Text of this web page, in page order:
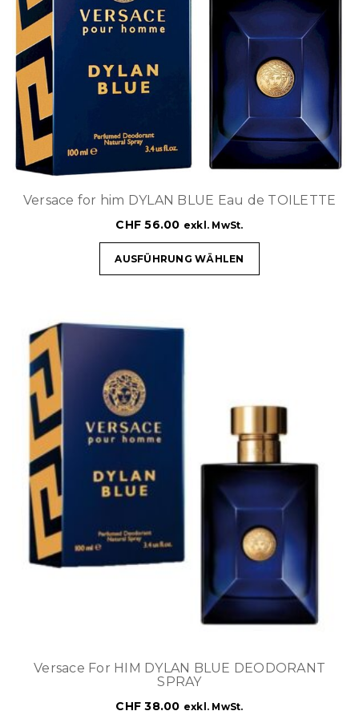
Versace for him DYLAN BLUE Eau de TOILETTE
CHF 56.00 exkl. MwSt.
AUSFÜHRUNG WÄHLEN
Versace For HIM DYLAN BLUE DEODORANT
SPRAY
CHF 38.00 exkl. MwSt.